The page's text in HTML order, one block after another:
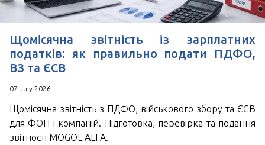
Щомісячна звітність із зарплатних
податків: як правильно подати ПДФО,
ВЗ та ЄСВ
07 July 2026
Щомісячна звітність з ПДФО, військового збору та ЄСВ
для ФОП і компаній. Підготовка, перевірка та подання
звітності MOGOL ALFA.